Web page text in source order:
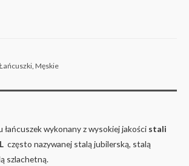
Męskie
wykonany z wysokiej jakości stali
często nazywanej stalą jubilerską, stalą
szlachetną.